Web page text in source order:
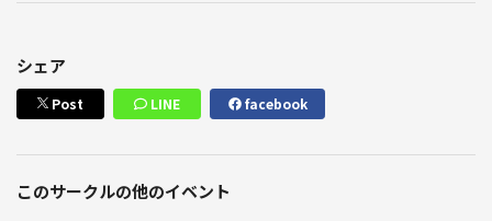
シェア
Post LINE facebook
このサークルの他のイベント